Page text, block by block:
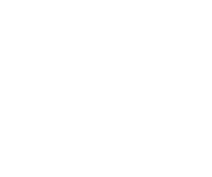
24 juillet 2026